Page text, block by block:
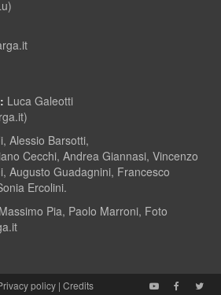
Luca Galeotti
)
Alessio Barsotti,
Cecchi, Andrea Giannasi, Vincenzo
Augusto Guadagnini, Francesco
Ercolini.
Pia, Paolo Marroni, Foto
policy | Credits